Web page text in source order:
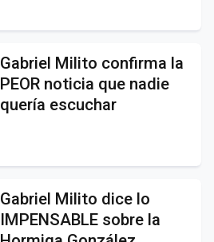
Gabriel Milito confirma la
PEOR noticia que nadie
quería escuchar
Gabriel Milito dice lo
IMPENSABLE sobre la